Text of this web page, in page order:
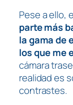
Pese a ello,
parte más
la gama de
los que me
cámara
realidad es
contrastes.